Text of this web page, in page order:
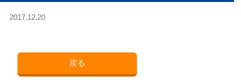
2017.12.20
戻る